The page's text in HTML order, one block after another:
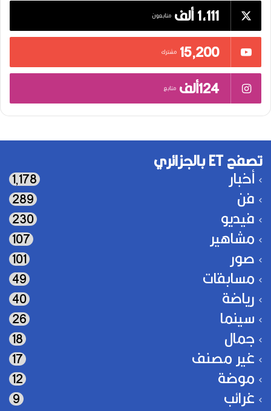
1,111 ألف متابعون
15٬200 مشترك
124ألف متابع
تصفح ET بالجزائري
أخبار 1٬178
فن 289
فيديو 230
مشاهير 107
صور 101
مسابقات 49
رياضة 40
سينما 26
جمال 18
غير مصنف 17
موضة 12
غرائب 9